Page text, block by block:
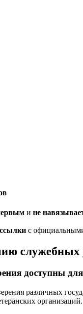
и не
с
служебных
доступны
различных